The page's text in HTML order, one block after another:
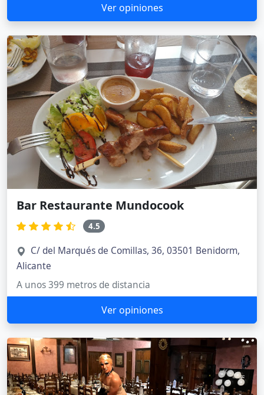
Ver opiniones
Bar Restaurante Mundocook
4.5
C/ del Marqués de Comillas, 36, 03501 Benidorm,
Alicante
A unos 399 metros de distancia
Ver opiniones